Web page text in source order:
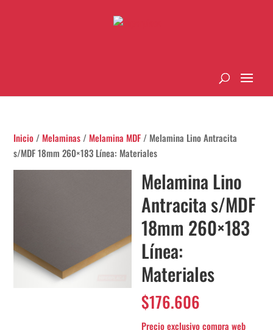
Inicio / Melaminas / Melamina MDF / Melamina Lino Antracita
s/MDF 18mm 260×183 Línea: Materiales
Melamina Lino
Antracita s/MDF
18mm 260×183
Línea:
Materiales
$176.606